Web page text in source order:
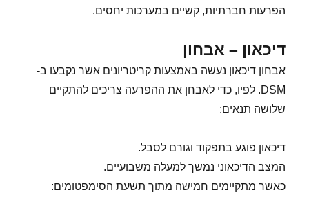
הפרעות חברתיות, קשיים במערכות יחסים.
דיכאון – אבחון
אבחון דיכאון נעשה באמצעות קריטריונים אשר נקבעו ב-
DSM. לפיו, כדי לאבחן את ההפרעה צריכים להתקיים
שלושה תנאים:
דיכאון פוגע בתפקוד וגורם לסבל.
המצב הדיכאוני נמשך למעלה משבועיים.
כאשר מתקיימים חמישה מתוך תשעת הסימפטומים: